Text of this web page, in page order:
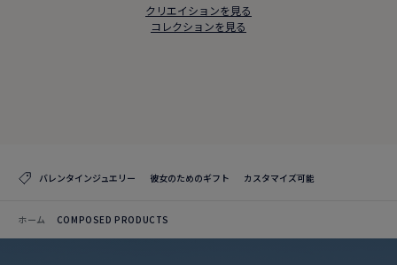
クリエイションを見る
コレクションを見る
バレンタインジュエリー 彼女のためのギフト カスタマイズ可能
ホーム COMPOSED PRODUCTS